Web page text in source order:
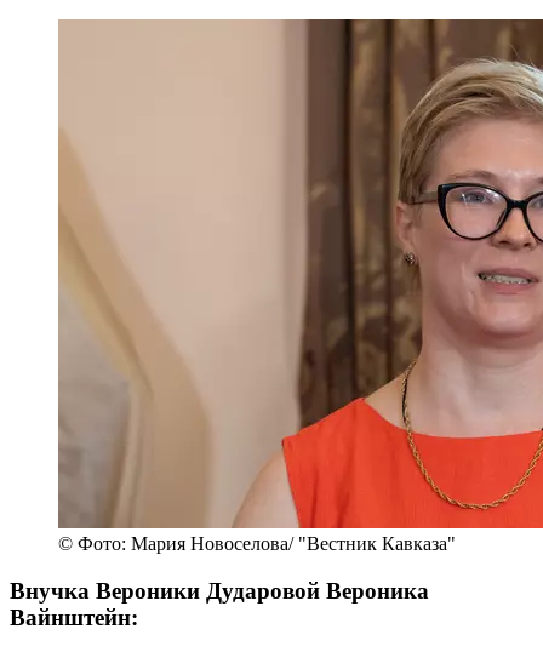
© Фото: Мария Новоселова/ "Вестник Кавказа"
Внучка Вероники Дударовой Вероника
Вайнштейн: